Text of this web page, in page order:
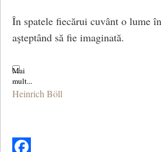
În spatele fiecărui cuvânt o lume
aşteptând să fie imaginată.
Heinrich Böll